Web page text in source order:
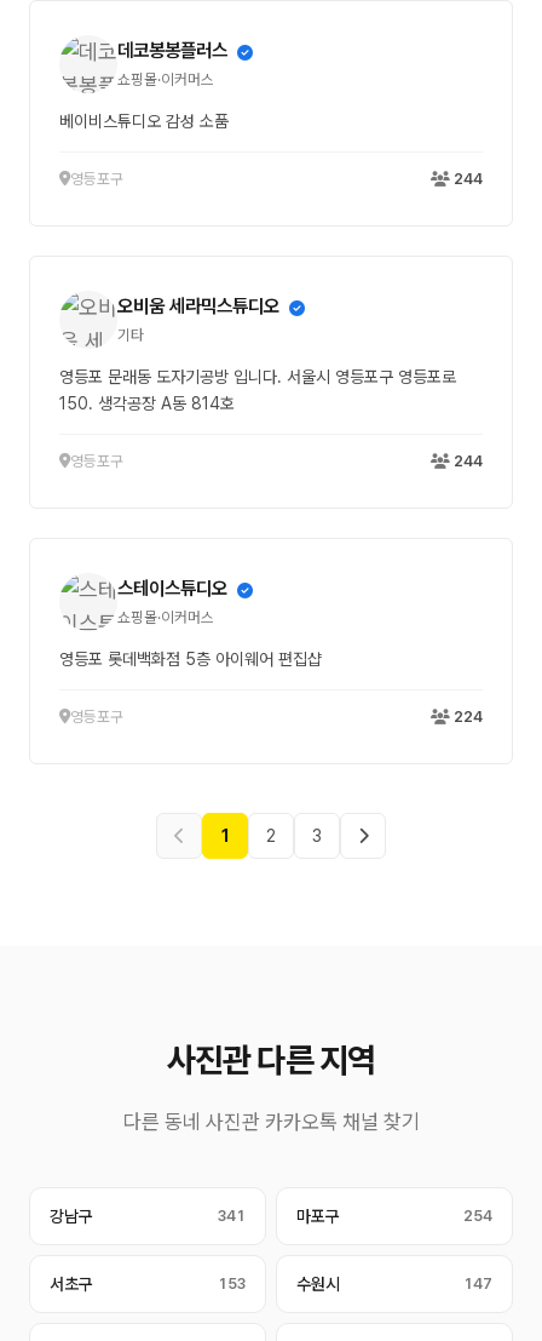
데코봉봉플러스
쇼핑몰·이커머스
베이비스튜디오 감성 소품
영등포구 244
오비움 세라믹스튜디오
기타
영등포 문래동 도자기공방 입니다. 서울시 영등포구 영등포로
150. 생각공장 A동 814호
영등포구 244
스테이스튜디오
쇼핑몰·이커머스
영등포 롯데백화점 5층 아이웨어 편집샵
영등포구 224
1 2 3
사진관 다른 지역
다른 동네 사진관 카카오톡 채널 찾기
강남구 341 마포구 254
서초구 153 수원시 147